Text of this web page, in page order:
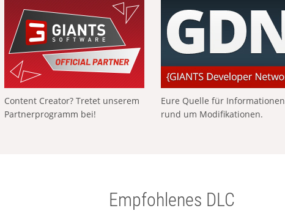
Content Creator? Tretet unserem
Partnerprogramm bei!
Eure Quelle für Informationen
rund um Modifikationen.
Empfohlenes DLC